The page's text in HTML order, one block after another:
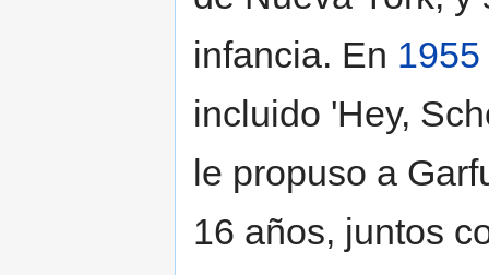
infancia. En 1955
incluido 'Hey,
le propuso a
16 años, juntos